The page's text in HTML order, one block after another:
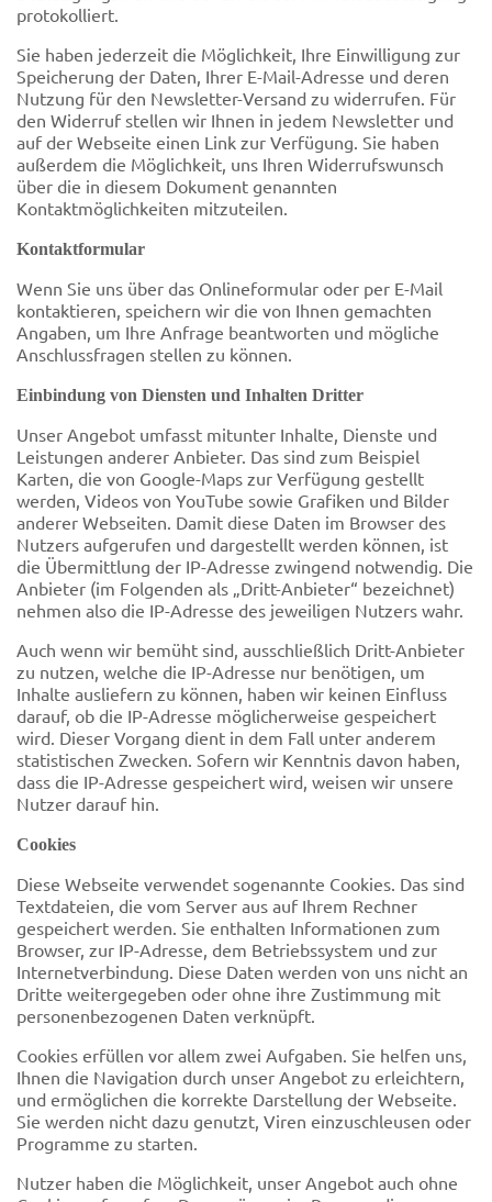
protokolliert.
Sie haben jederzeit die Möglichkeit, Ihre Einwilligung zur
Speicherung der Daten, Ihrer E-Mail-Adresse und deren
Nutzung für den Newsletter-Versand zu widerrufen. Für
den Widerruf stellen wir Ihnen in jedem Newsletter und
auf der Webseite einen Link zur Verfügung. Sie haben
außerdem die Möglichkeit, uns Ihren Widerrufswunsch
über die in diesem Dokument genannten
Kontaktmöglichkeiten mitzuteilen.
Kontaktformular
Wenn Sie uns über das Onlineformular oder per E-Mail
kontaktieren, speichern wir die von Ihnen gemachten
Angaben, um Ihre Anfrage beantworten und mögliche
Anschlussfragen stellen zu können.
Einbindung von Diensten und Inhalten Dritter
Unser Angebot umfasst mitunter Inhalte, Dienste und
Leistungen anderer Anbieter. Das sind zum Beispiel
Karten, die von Google-Maps zur Verfügung gestellt
werden, Videos von YouTube sowie Grafiken und Bilder
anderer Webseiten. Damit diese Daten im Browser des
Nutzers aufgerufen und dargestellt werden können, ist
die Übermittlung der IP-Adresse zwingend notwendig. Die
Anbieter (im Folgenden als „Dritt-Anbieter“ bezeichnet)
nehmen also die IP-Adresse des jeweiligen Nutzers wahr.
Auch wenn wir bemüht sind, ausschließlich Dritt-Anbieter
zu nutzen, welche die IP-Adresse nur benötigen, um
Inhalte ausliefern zu können, haben wir keinen Einfluss
darauf, ob die IP-Adresse möglicherweise gespeichert
wird. Dieser Vorgang dient in dem Fall unter anderem
statistischen Zwecken. Sofern wir Kenntnis davon haben,
dass die IP-Adresse gespeichert wird, weisen wir unsere
Nutzer darauf hin.
Cookies
Diese Webseite verwendet sogenannte Cookies. Das sind
Textdateien, die vom Server aus auf Ihrem Rechner
gespeichert werden. Sie enthalten Informationen zum
Browser, zur IP-Adresse, dem Betriebssystem und zur
Internetverbindung. Diese Daten werden von uns nicht an
Dritte weitergegeben oder ohne ihre Zustimmung mit
personenbezogenen Daten verknüpft.
Cookies erfüllen vor allem zwei Aufgaben. Sie helfen uns,
Ihnen die Navigation durch unser Angebot zu erleichtern,
und ermöglichen die korrekte Darstellung der Webseite.
Sie werden nicht dazu genutzt, Viren einzuschleusen oder
Programme zu starten.
Nutzer haben die Möglichkeit, unser Angebot auch ohne